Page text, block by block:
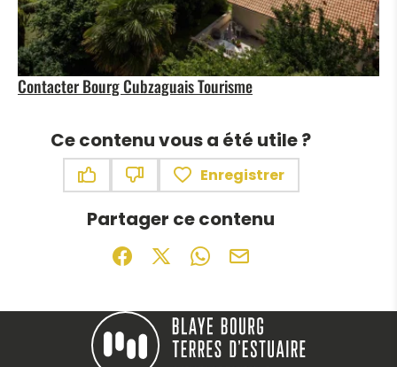
Contacter Bourg Cubzaguais Tourisme
Ce contenu vous a été utile ?
Enregistrer
Partager ce contenu
Partager sur Facebook (nouvelle
Partager sur X / Twitter (nouvelle
Partager sur WhatsApp
Partager par mail